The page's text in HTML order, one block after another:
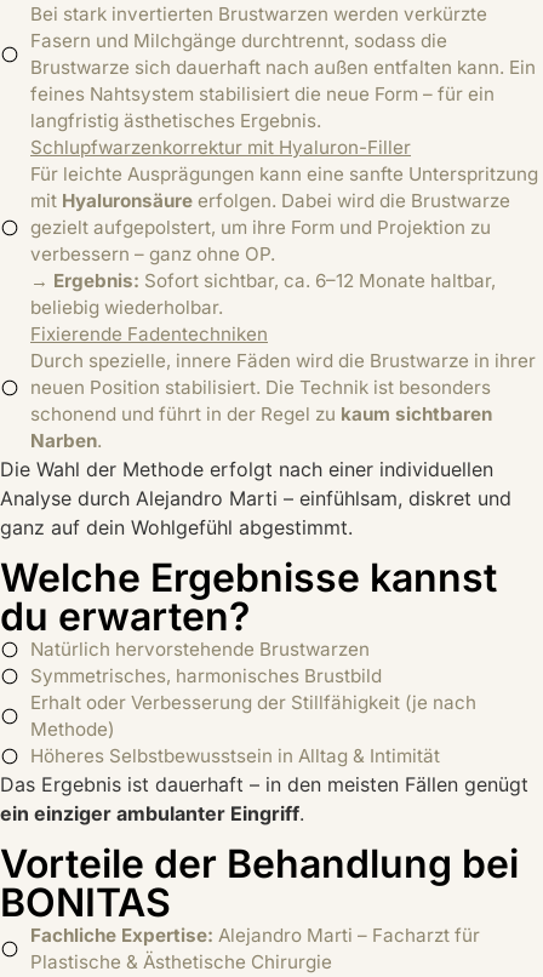
Bei stark invertierten Brustwarzen werden verkürzte
Fasern und Milchgänge durchtrennt, sodass die
Brustwarze sich dauerhaft nach außen entfalten kann. Ein
feines Nahtsystem stabilisiert die neue Form – für ein
langfristig ästhetisches Ergebnis.
Schlupfwarzenkorrektur mit Hyaluron-Filler
Für leichte Ausprägungen kann eine sanfte Unterspritzung
mit Hyaluronsäure erfolgen. Dabei wird die Brustwarze
gezielt aufgepolstert, um ihre Form und Projektion zu
verbessern – ganz ohne OP.
→ Ergebnis: Sofort sichtbar, ca. 6–12 Monate haltbar,
beliebig wiederholbar.
Fixierende Fadentechniken
Durch spezielle, innere Fäden wird die Brustwarze in ihrer
neuen Position stabilisiert. Die Technik ist besonders
schonend und führt in der Regel zu kaum sichtbaren
Narben.
Die Wahl der Methode erfolgt nach einer individuellen
Analyse durch Alejandro Marti – einfühlsam, diskret und
ganz auf dein Wohlgefühl abgestimmt.
Welche Ergebnisse kannst
du erwarten?
Natürlich hervorstehende Brustwarzen
Symmetrisches, harmonisches Brustbild
Erhalt oder Verbesserung der Stillfähigkeit (je nach
Methode)
Höheres Selbstbewusstsein in Alltag & Intimität
Das Ergebnis ist dauerhaft – in den meisten Fällen genügt
ein einziger ambulanter Eingriff.
Vorteile der Behandlung bei
BONITAS
Fachliche Expertise: Alejandro Marti – Facharzt für
Plastische & Ästhetische Chirurgie